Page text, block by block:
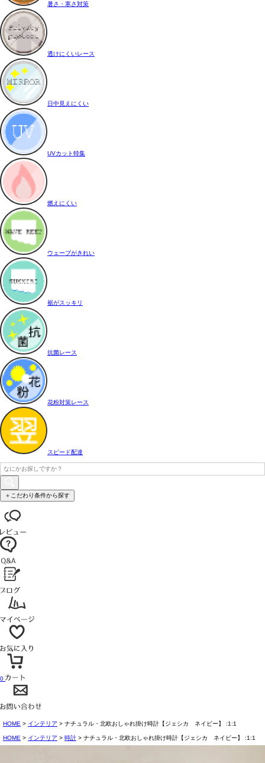
暑さ・寒さ対策
透けにくいレース
日中見えにくい
UVカット特集
燃えにくい
ウェーブがきれい
裾がスッキリ
抗菌レース
花粉対策レース
スピード配達
＋こだわり条件から探す
0
HOME インテリア ナチュラル・北欧おしゃれ掛け時計【ジェシカ ネイビー】 :1:1
HOME インテリア 時計 ナチュラル・北欧おしゃれ掛け時計【ジェシカ ネイビー】 :1:1